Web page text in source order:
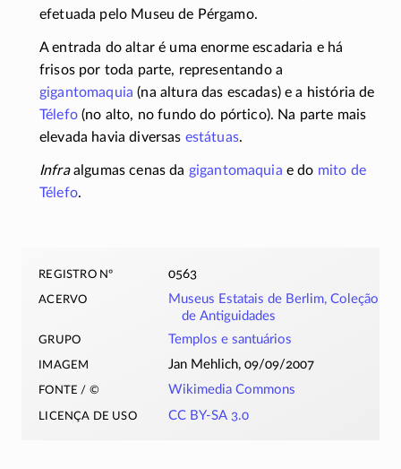
efetuada pelo Museu de Pérgamo.
A entrada do altar é uma enorme escadaria e há
frisos por toda parte, representando a
gigantomaquia (na altura das escadas) e a história de
Télefo(no alto, no fundo do pórtico). Na parte mais
elevada havia diversas estátuas.
Infraalgumas cenas da gigantomaquia e do mito de
Télefo.
registro nº 0563
acervo
Museus Estatais de Berlim, Coleção
de Antiguidades
grupo Templos e santuários
imagem Jan Mehlich, 09/09/2007
fonte / © Wikimedia Commons
licença de uso CC BY-SA 3.0